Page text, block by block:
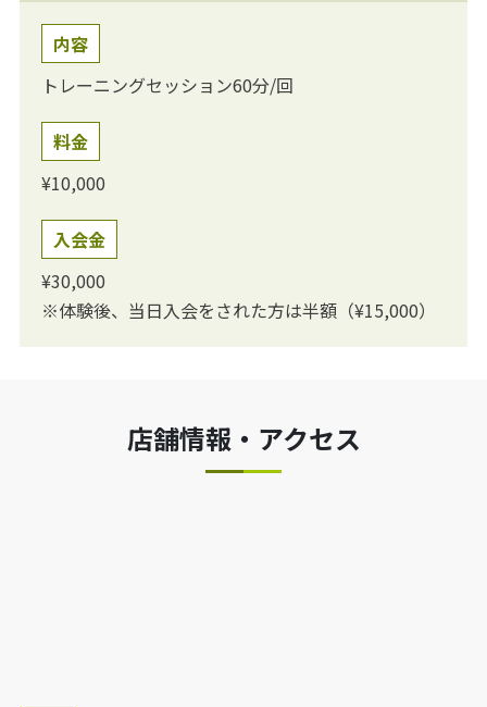
内容
トレーニングセッション60分/回
料金
¥10,000
入会金
¥30,000
※体験後、当日入会をされた方は半額（¥15,000）
店舗情報・アクセス